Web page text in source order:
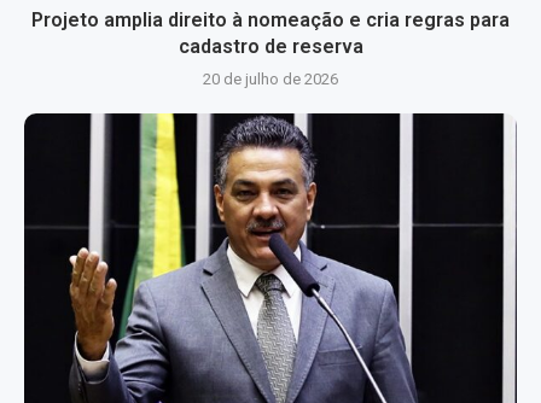
Projeto amplia direito à nomeação e cria regras para
cadastro de reserva
20 de julho de 2026